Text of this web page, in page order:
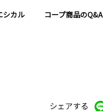
シカル コープ商品のQ&A
シェアする